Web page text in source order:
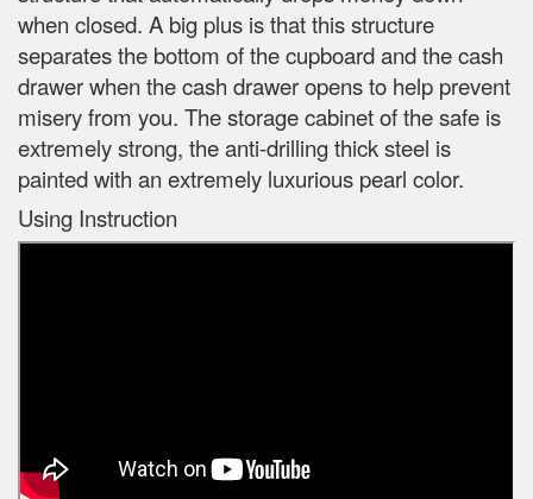
when closed. A big plus is that this structure
separates the bottom of the cupboard and the cash
drawer when the cash drawer opens to help prevent
misery from you. The storage cabinet of the safe is
extremely strong, the anti-drilling thick steel is
painted with an extremely luxurious pearl color.
Using Instruction